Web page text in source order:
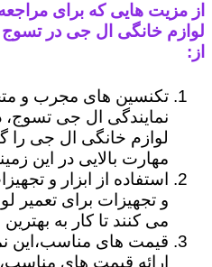
از مزیت هایی که برای
لوازم خانگی ال جی در تسوج
از:
تکنسین های مجرب و
نمایندگی ال جی
لوازم خانگی ال جی را
مهارت بالایی در این
استفاده از ابزار و
و تجهیزات برای تعمیر
می کنند تا کار به
قیمت های مناسب،این
ارائه قیمت های